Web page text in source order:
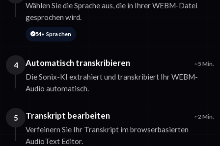
Wählen Sie die Sprache aus, die in Ihrer WEBM-Datei
gesprochen wird.
54+ Sprachen
4 Automatisch transkribieren ~5 Min.
Die Sonix-KI extrahiert und transkribiert Ihr WEBM-
Audio automatisch.
5 Transkript bearbeiten ~2 Min.
Verfeinern Sie Ihr Transkript im browserbasierten
AudioText Editor.